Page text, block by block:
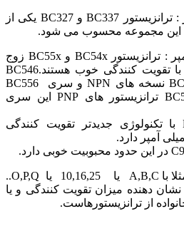
زوج ترانزیستورهای 0.5 آمپر : ترانزیستور BC337 و BC327 یکی از
این مجموعه محسوب می شود.
زوج ترانزیستور 100 میلی آمپر : ترانزیستور BC54x و BC55x زوج
ترانزیستورهای جریان پایین با تقویت کنندگی خوب هستند.BC546
BC547 BC548 BC549 BC550 نسخه های NPN و سری BC556
BC557 BC558 BC559 BC560 ترانزیستور های PNP این سری
همچنین ترانزیستور BC237 با تکنولوژی جدیدتر تقویت کنندگی
پسوندهای ترانزیستورها که مثلا با A,B,C یا 10,16,25 یا O,P,Q..
دهنده میزان تقویت کنندگی و یا
از ترانزیستورهاست.